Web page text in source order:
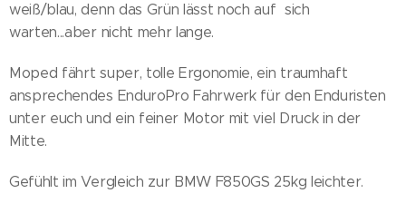
weiß/blau, denn das Grün lässt noch auf sich
warten...aber nicht mehr lange.
Moped fährt super, tolle Ergonomie, ein traumhaft
ansprechendes EnduroPro Fahrwerk für den Enduristen
unter euch und ein feiner Motor mit viel Druck in der
Mitte.
Gefühlt im Vergleich zur BMW F850GS 25kg leichter.